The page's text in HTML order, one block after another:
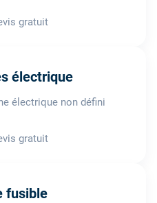
gratuit
électrique
électrique non défini
gratuit
fusible